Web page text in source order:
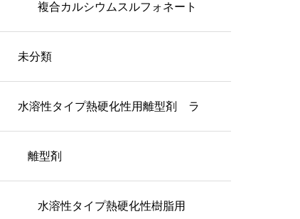
複合カルシウムスルフォネート
未分類
水溶性タイプ熱硬化性用離型剤 ラ
ッシュコート
離型剤
水溶性タイプ熱硬化性樹脂用